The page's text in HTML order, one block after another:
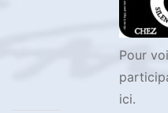
Pour
ici.